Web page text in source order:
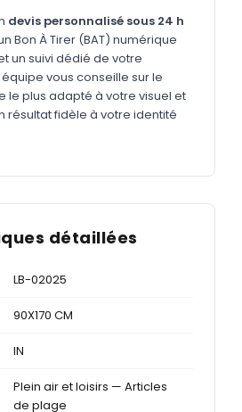
devis personnalisé sous 24 h
Bon À Tirer (BAT) numérique
un suivi dédié de votre
vous conseille sur le
le plus adapté à votre visuel et
résultat fidèle à votre identité
détaillées
LB-02025
90X170 CM
IN
Plein air et loisirs — Articles
de plage